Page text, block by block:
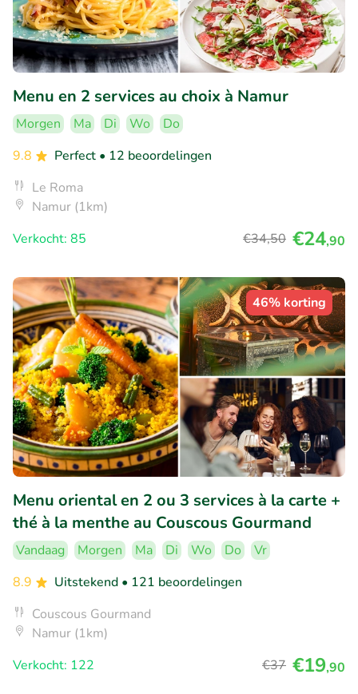
Menu en 2 services au choix à Namur
Morgen Ma Di Wo
Do
9.8
Perfect • 12 beoordelingen
Le Roma
Namur (1km)
Verkocht: 85
€34,50 €24,90
46% korting
Menu oriental en 2 ou 3 services à la carte +
thé à la menthe au Couscous Gourmand
Vandaag Morgen Ma Di Wo Do
Vr
8.9
Uitstekend • 121 beoordelingen
Couscous Gourmand
Namur (1km)
Verkocht: 122
€37 €19,90